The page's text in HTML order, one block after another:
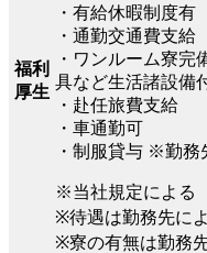
福利
厚生
・有給休暇制度有
・通勤交通費支給
・ワンルーム寮完
具など生活諸設備
・赴任旅費支給
・車通勤可
・制服貸与 ※勤務
※当社規定による
※待遇は勤務先に
※寮の有無は勤務